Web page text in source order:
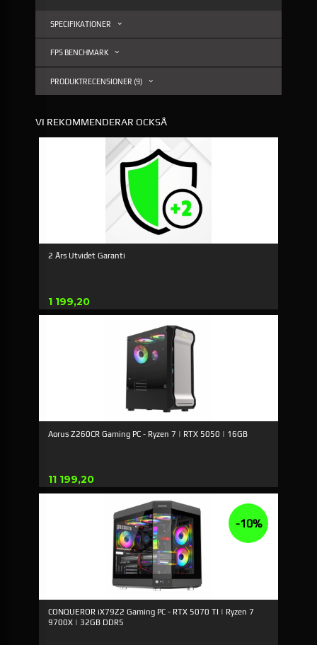
SPECIFIKATIONER
FPS BENCHMARK
PRODUKTRECENSIONER (9)
VI REKOMMENDERAR OCKSÅ
2 Års Utvidet Garanti
Pris
1 199,20
Aorus Z260CR Gaming PC - Ryzen 7 | RTX 5050 | 16GB
Pris
11 199,20
CONQUEROR iX79Z2 Gaming PC - RTX 5070 TI | Ryzen 7
9700X | 32GB DDR5
-10%